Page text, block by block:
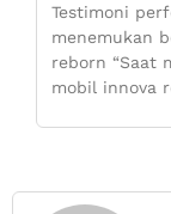
Testimoni
menemukan
reborn “Saat
mobil innova